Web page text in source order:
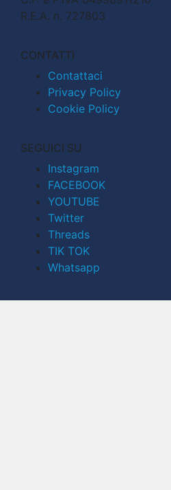
R.E.A. n. 727803
CONTATTI
Contattaci
Privacy Policy
Cookie Policy
SEGUICI SU
Instagram
FACEBOOK
YOUTUBE
Twitter
Threads
TIK TOK
Whatsapp